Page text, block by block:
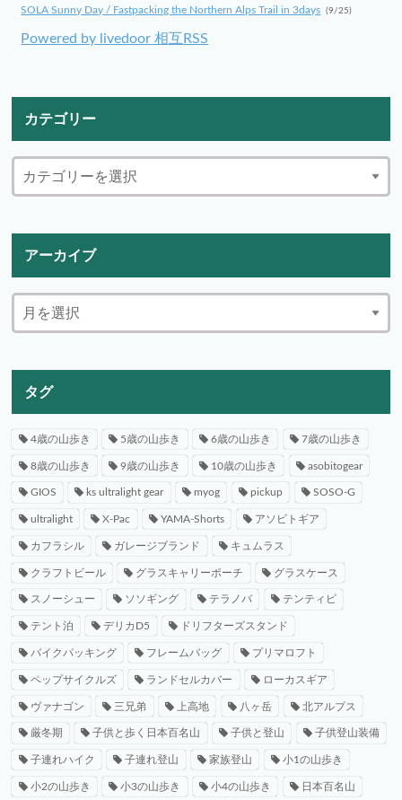
SOLA Sunny Day / Fastpacking the Northern Alps Trail in 3days (9/25)
Powered by livedoor 相互RSS
カテゴリー
アーカイブ
タグ
4歳の山歩き 5歳の山歩き 6歳の山歩き 7歳の山歩き
8歳の山歩き 9歳の山歩き 10歳の山歩き asobitogear
GIOS ks ultralight gear myog pickup SOSO-G
ultralight X-Pac YAMA-Shorts アソビトギア
カフラシル ガレージブランド キュムラス
クラフトビール グラスキャリーポーチ グラスケース
スノーシュー ソソギング テラノバ テンティピ
テント泊 デリカD5 ドリフターズスタンド
バイクパッキング フレームバッグ プリマロフト
ペップサイクルズ ランドセルカバー ローカスギア
ヴァナゴン 三兄弟 上高地 八ヶ岳 北アルプス
厳冬期 子供と歩く日本百名山 子供と登山 子供登山装備
子連れハイク 子連れ登山 家族登山 小1の山歩き
小2の山歩き 小3の山歩き 小4の山歩き 日本百名山